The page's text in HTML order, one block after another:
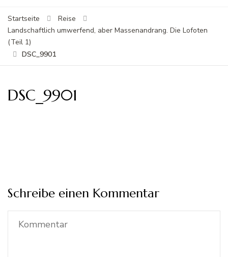
Startseite
Reise
Landschaftlich umwerfend, aber Massenandrang. Die Lofoten
(Teil 1)
DSC_9901
DSC_9901
Schreibe einen Kommentar